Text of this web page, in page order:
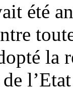
été
la